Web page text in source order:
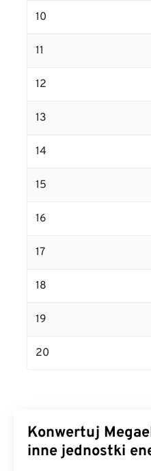
10
11
12
13
14
15
16
17
18
19
20
Konwertuj
inne jednostki